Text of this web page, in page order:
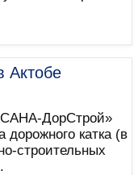
Актобе
ДорСтрой»
катка (в
строительных